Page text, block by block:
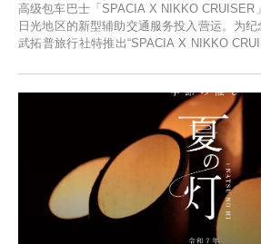
高级包车巴士「SPACIA X NIKKO CRUISER
日光地区的新型辅助交通服务投入营运。为
武拓普旅行社特推出“SPACIA X NIKKO